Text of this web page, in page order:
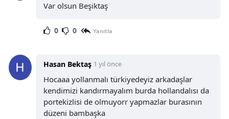
Var olsun Beşiktaş
0 0 Yanıtla
Hasan Bektaş 1 yıl önce
Hocaaa yollanmalı türkiyedeyiz arkadaşlar
kendimizi kandırmayalım burda hollandalısı da
portekizlisi de olmuyorr yapmazlar burasının
düzeni bambaşka